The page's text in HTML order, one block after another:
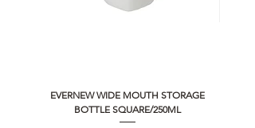
EVERNEW WIDE MOUTH STORAGE
BOTTLE SQUARE/250ML